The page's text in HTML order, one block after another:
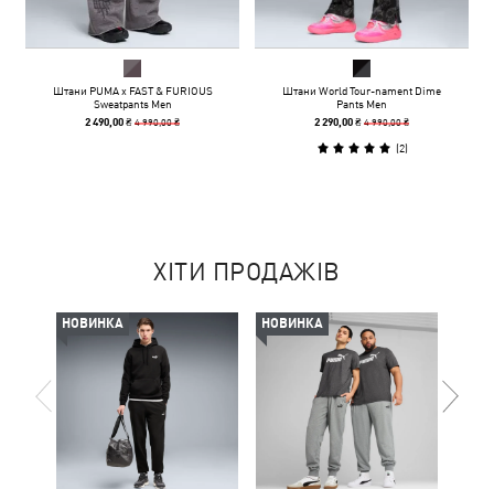
Штани PUMA x FAST & FURIOUS
Sweatpants Men
2 490,00 ₴4 990,00 ₴
Штани World Tour-nament Dime
Pants Men
2 290,00 ₴4 990,00 ₴
(2)
ХІТИ ПРОДАЖІВ
НОВИНКА НОВИНКА